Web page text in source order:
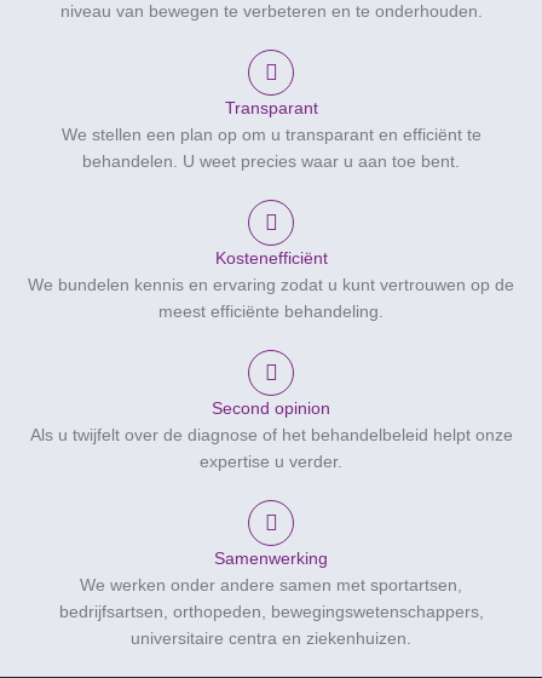
niveau van bewegen te verbeteren en te onderhouden.
Transparant
We stellen een plan op om u transparant en efficiënt te
behandelen. U weet precies waar u aan toe bent.
Kostenefficiënt
We bundelen kennis en ervaring zodat u kunt vertrouwen op de
meest efficiënte behandeling.
Second opinion
Als u twijfelt over de diagnose of het behandelbeleid helpt onze
expertise u verder.
Samenwerking
We werken onder andere samen met sportartsen,
bedrijfsartsen, orthopeden, bewegingswetenschappers,
universitaire centra en ziekenhuizen.